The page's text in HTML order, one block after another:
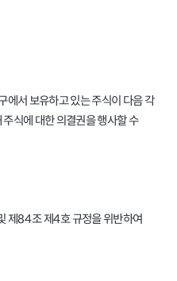
에서 보유하고 있는 주식이 다음 각
식에 대한 의결권을 행사할 수
제 84조 제 4호 규정을 위반하여